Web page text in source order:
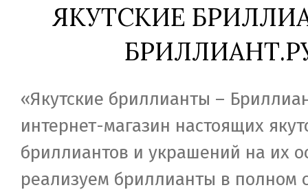
ЯКУТСКИЕ
«Якутские бриллианты –
интернет-магазин настоящих
бриллиантов и украшений на их
реализуем бриллианты в полном